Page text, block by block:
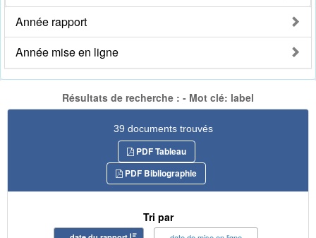
Année rapport
Année mise en ligne
Résultats de recherche : - Mot clé: label
39 documents trouvés
PDF Tableau
PDF Bibliographie
Tri par